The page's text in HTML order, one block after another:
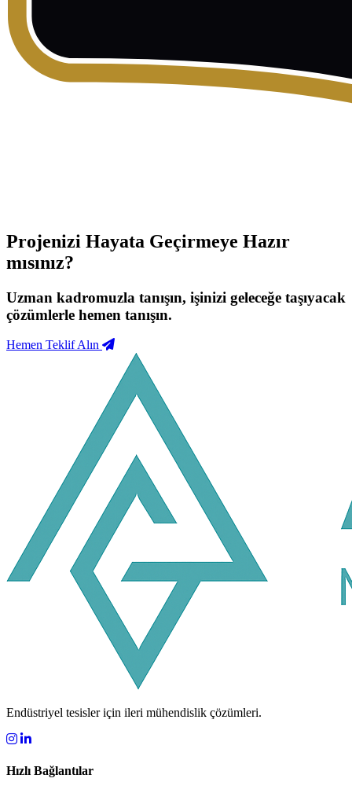
Projenizi Hayata Geçirmeye Hazır
mısınız?
Uzman kadromuzla tanışın, işinizi geleceğe taşıyacak
çözümlerle hemen tanışın.
Hemen Teklif Alın
Endüstriyel tesisler için ileri mühendislik çözümleri.
Hızlı Bağlantılar